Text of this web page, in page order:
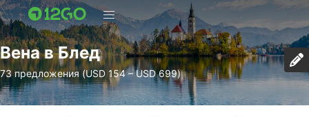
Вена в Блед
73 предложения (USD 154 – USD 699)